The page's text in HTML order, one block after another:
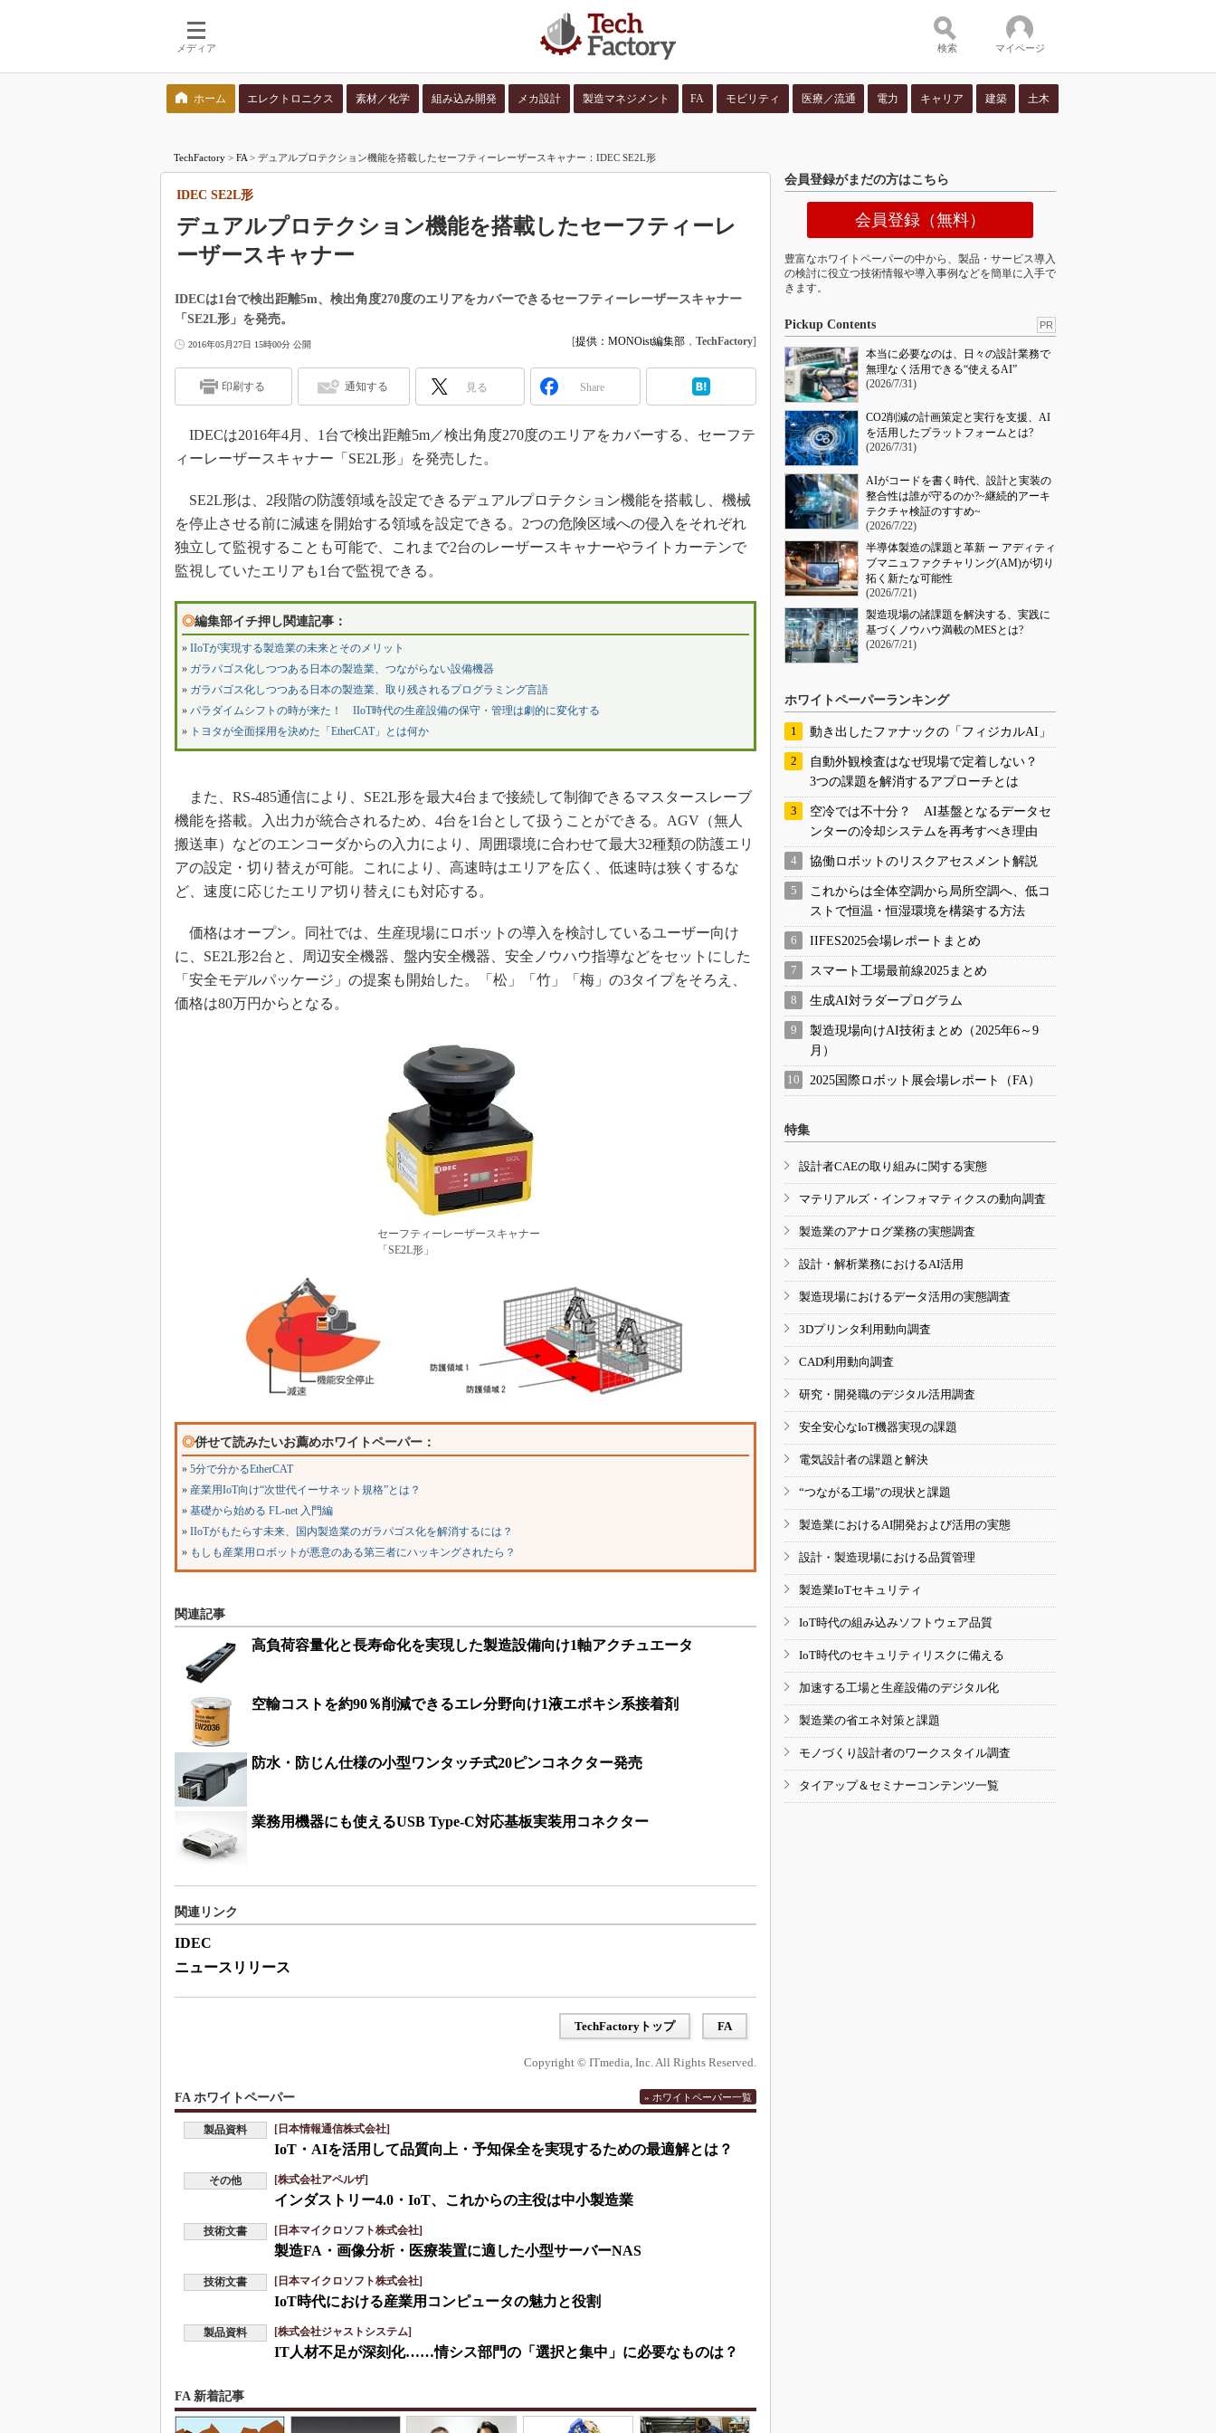
メディア 検索 マイページ
ホーム エレクトロニクス 素材／化学 組み込み開発 メカ設計 製造マネジメント FA モビリティ 医療／流通 電力 キャリア 建築 土木
TechFactory > FA > デュアルプロテクション機能を搭載したセーフティーレーザースキャナー：IDEC SE2L形
デュアルプロテクション機能を搭載したセーフティーレ
ーザースキャナー
IDEC SE2L形
IDECは1台で検出距離5m、検出角度270度のエリアをカバーできるセーフティーレーザースキャナー
「SE2L形」を発売。
2016年05月27日 15時00分 公開 [提供：MONOist編集部 ， TechFactory]
印刷する 通知する 見る Share
IDECは2016年4月、1台で検出距離5m／検出角度270度のエリアをカバーする、セーフテ
ィーレーザースキャナー「SE2L形」を発売した。
SE2L形は、2段階の防護領域を設定できるデュアルプロテクション機能を搭載し、機械
を停止させる前に減速を開始する領域を設定できる。2つの危険区域への侵入をそれぞれ
独立して監視することも可能で、これまで2台のレーザースキャナーやライトカーテンで
監視していたエリアも1台で監視できる。
◎編集部イチ押し関連記事：
» IIoTが実現する製造業の未来とそのメリット
» ガラパゴス化しつつある日本の製造業、つながらない設備機器
» ガラパゴス化しつつある日本の製造業、取り残されるプログラミング言語
» パラダイムシフトの時が来た！ IIoT時代の生産設備の保守・管理は劇的に変化する
» トヨタが全面採用を決めた「EtherCAT」とは何か
また、RS-485通信により、SE2L形を最大4台まで接続して制御できるマスタースレーブ
機能を搭載。入出力が統合されるため、4台を1台として扱うことができる。AGV（無人
搬送車）などのエンコーダからの入力により、周囲環境に合わせて最大32種類の防護エリ
アの設定・切り替えが可能。これにより、高速時はエリアを広く、低速時は狭くするな
ど、速度に応じたエリア切り替えにも対応する。
価格はオープン。同社では、生産現場にロボットの導入を検討しているユーザー向け
に、SE2L形2台と、周辺安全機器、盤内安全機器、安全ノウハウ指導などをセットにした
「安全モデルパッケージ」の提案も開始した。「松」「竹」「梅」の3タイプをそろえ、
価格は80万円からとなる。
セーフティーレーザースキャナー
「SE2L形」
◎併せて読みたいお薦めホワイトペーパー：
» 5分で分かるEtherCAT
» 産業用IoT向け“次世代イーサネット規格”とは？
» 基礎から始める FL-net 入門編
» IIoTがもたらす未来、国内製造業のガラパゴス化を解消するには？
» もしも産業用ロボットが悪意のある第三者にハッキングされたら？
関連記事
高負荷容量化と長寿命化を実現した製造設備向け1軸アクチュエータ
空輸コストを約90％削減できるエレ分野向け1液エポキシ系接着剤
防水・防じん仕様の小型ワンタッチ式20ピンコネクター発売
業務用機器にも使えるUSB Type-C対応基板実装用コネクター
関連リンク
IDEC
ニュースリリース
TechFactoryトップ FA
Copyright © ITmedia, Inc. All Rights Reserved.
FA ホワイトペーパー » ホワイトペーパー一覧
製品資料 [日本情報通信株式会社]
IoT・AIを活用して品質向上・予知保全を実現するための最適解とは？
その他 [株式会社アペルザ]
インダストリー4.0・IoT、これからの主役は中小製造業
技術文書 [日本マイクロソフト株式会社]
製造FA・画像分析・医療装置に適した小型サーバーNAS
技術文書 [日本マイクロソフト株式会社]
IoT時代における産業用コンピュータの魅力と役割
製品資料 [株式会社ジャストシステム]
IT人材不足が深刻化……情シス部門の「選択と集中」に必要なものは？
FA 新着記事
会員登録がまだの方はこちら
会員登録（無料）
豊富なホワイトペーパーの中から、製品・サービス導入
の検討に役立つ技術情報や導入事例などを簡単に入手で
きます。
Pickup Contents PR
本当に必要なのは、日々の設計業務で
無理なく活用できる“使えるAI”
(2026/7/31)
CO2削減の計画策定と実行を支援、AI
を活用したプラットフォームとは?
(2026/7/31)
AIがコードを書く時代、設計と実装の
整合性は誰が守るのか?~継続的アーキ
テクチャ検証のすすめ~
(2026/7/22)
半導体製造の課題と革新 ー アディティ
ブマニュファクチャリング(AM)が切り
拓く新たな可能性
(2026/7/21)
製造現場の諸課題を解決する、実践に
基づくノウハウ満載のMESとは?
(2026/7/21)
ホワイトペーパーランキング
動き出したファナックの「フィジカルAI」
自動外観検査はなぜ現場で定着しない？
3つの課題を解消するアプローチとは
空冷では不十分？ AI基盤となるデータセ
ンターの冷却システムを再考すべき理由
協働ロボットのリスクアセスメント解説
これからは全体空調から局所空調へ、低コ
ストで恒温・恒湿環境を構築する方法
IIFES2025会場レポートまとめ
スマート工場最前線2025まとめ
生成AI対ラダープログラム
製造現場向けAI技術まとめ（2025年6～9
月）
2025国際ロボット展会場レポート（FA）
特集
設計者CAEの取り組みに関する実態
マテリアルズ・インフォマティクスの動向調査
製造業のアナログ業務の実態調査
設計・解析業務におけるAI活用
製造現場におけるデータ活用の実態調査
3Dプリンタ利用動向調査
CAD利用動向調査
研究・開発職のデジタル活用調査
安全安心なIoT機器実現の課題
電気設計者の課題と解決
“つながる工場”の現状と課題
製造業におけるAI開発および活用の実態
設計・製造現場における品質管理
製造業IoTセキュリティ
IoT時代の組み込みソフトウェア品質
IoT時代のセキュリティリスクに備える
加速する工場と生産設備のデジタル化
製造業の省エネ対策と課題
モノづくり設計者のワークスタイル調査
タイアップ＆セミナーコンテンツ一覧